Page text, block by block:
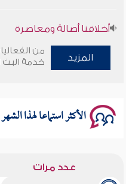
أخلاقنا أصالة ومعاصرة
وأمنهم من خوف 9
المزيد
من
خدمة البث
الأكثر استماعا لهذا الشهر
عدد مرات